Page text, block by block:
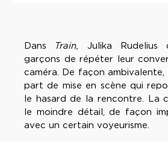
Dans Train,
Julika Rudelius
garçons de répéter leur
caméra. De façon
part de mise en scène qui
le hasard de la rencontre. La
le moindre détail, de façon
avec un certain voyeurisme.